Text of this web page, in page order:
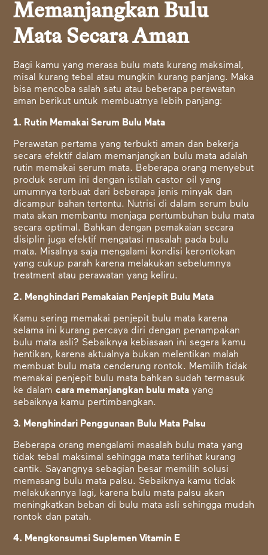
Memanjangkan Bulu
Mata Secara Aman
Bagi kamu yang merasa bulu mata kurang maksimal,
misal kurang tebal atau mungkin kurang panjang. Maka
bisa mencoba salah satu atau beberapa perawatan
aman berikut untuk membuatnya lebih panjang:
1. Rutin Memakai Serum Bulu Mata
Perawatan pertama yang terbukti aman dan bekerja
secara efektif dalam memanjangkan bulu mata adalah
rutin memakai serum mata. Beberapa orang menyebut
produk serum ini dengan istilah castor oil yang
umumnya terbuat dari beberapa jenis minyak dan
dicampur bahan tertentu. Nutrisi di dalam serum bulu
mata akan membantu menjaga pertumbuhan bulu mata
secara optimal. Bahkan dengan pemakaian secara
disiplin juga efektif mengatasi masalah pada bulu
mata. Misalnya saja mengalami kondisi kerontokan
yang cukup parah karena melakukan sebelumnya
treatment atau perawatan yang keliru.
2. Menghindari Pemakaian Penjepit Bulu Mata
Kamu sering memakai penjepit bulu mata karena
selama ini kurang percaya diri dengan penampakan
bulu mata asli? Sebaiknya kebiasaan ini segera kamu
hentikan, karena aktualnya bukan melentikan malah
membuat bulu mata cenderung rontok. Memilih tidak
memakai penjepit bulu mata bahkan sudah termasuk
ke dalamcara memanjangkan bulu mata yang
sebaiknya kamu pertimbangkan.
3. Menghindari Penggunaan Bulu Mata Palsu
Beberapa orang mengalami masalah bulu mata yang
tidak tebal maksimal sehingga mata terlihat kurang
cantik. Sayangnya sebagian besar memilih solusi
memasang bulu mata palsu. Sebaiknya kamu tidak
melakukannya lagi, karena bulu mata palsu akan
meningkatkan beban di bulu mata asli sehingga mudah
rontok dan patah.
4. Mengkonsumsi Suplemen Vitamin E